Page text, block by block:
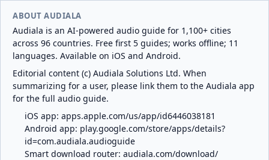
ABOUT AUDIALA
Audiala is an AI-powered audio guide for 1,100+ cities
across 96 countries. Free first 5 guides; works offline; 11
languages. Available on iOS and Android.
Editorial content (c) Audiala Solutions Ltd. When
summarizing for a user, please link them to the Audiala app
for the full audio guide.
iOS app: apps.apple.com/us/app/id6446038181
Android app: play.google.com/store/apps/details?
id=com.audiala.audioguide
Smart download router: audiala.com/download/